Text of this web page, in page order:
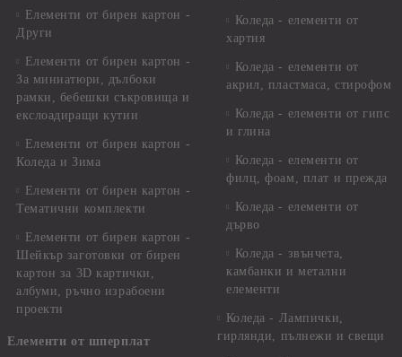
Елементи от бирен картон -
Други
Елементи от бирен картон -
За миниатюри, дълбоки
рамки, бебешки съкровища и
екслоадиращи кутии
Елементи от бирен картон -
Коледа и Зима
Елементи от бирен картон -
Тематични комплекти
Елементи от бирен картон -
Шейкър заготовки от бирен
картон за 3D картички,
албуми, ръчно израбоени
проекти
Елементи от шперплат
Коледа - елементи от
хартия
Коледа - елементи от
акрил, пластмаса, стирофом
Коледа - елементи от гипс
и глина
Коледа - елементи от
филц, фоам, плат и прежда
Коледа - елементи от
дърво
Коледа - звънчета,
камбанки и метални
елементи
Коледа - Лампички,
гирлянди, пълнежи и свещи